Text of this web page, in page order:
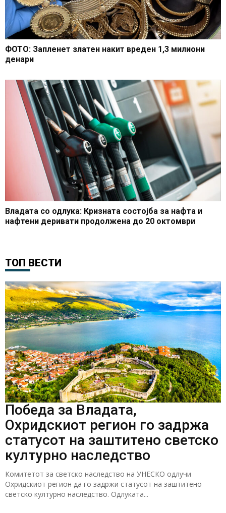
ФОТО: Запленет златен накит вреден 1,3 милиони
денари
Владата со одлука: Кризната состојба за нафта и
нафтени деривати продолжена до 20 октомври
ТОП ВЕСТИ
Победа за Владата,
Охридскиот регион го задржа
статусот на заштитено светско
културно наследство
Комитетот за светско наследство на УНЕСКО одлучи
Охридскиот регион да го задржи статусот на заштитено
светско културно наследство. Одлуката...